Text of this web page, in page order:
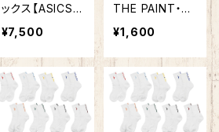
ックス【ASICS】
バスケットボー
ルシューズ UNP
RE ARS 2 アン
プレアルス 2 10
63A070 101
(バスケットボー
ル用品/バスケ用
¥7,500
THE PAINT・イ
ンザペイント】定
番カラー ソッ
クス チーム対
応 お揃い チー
ムカラー バス
ケット バス
ケ ユニセック
¥1,600